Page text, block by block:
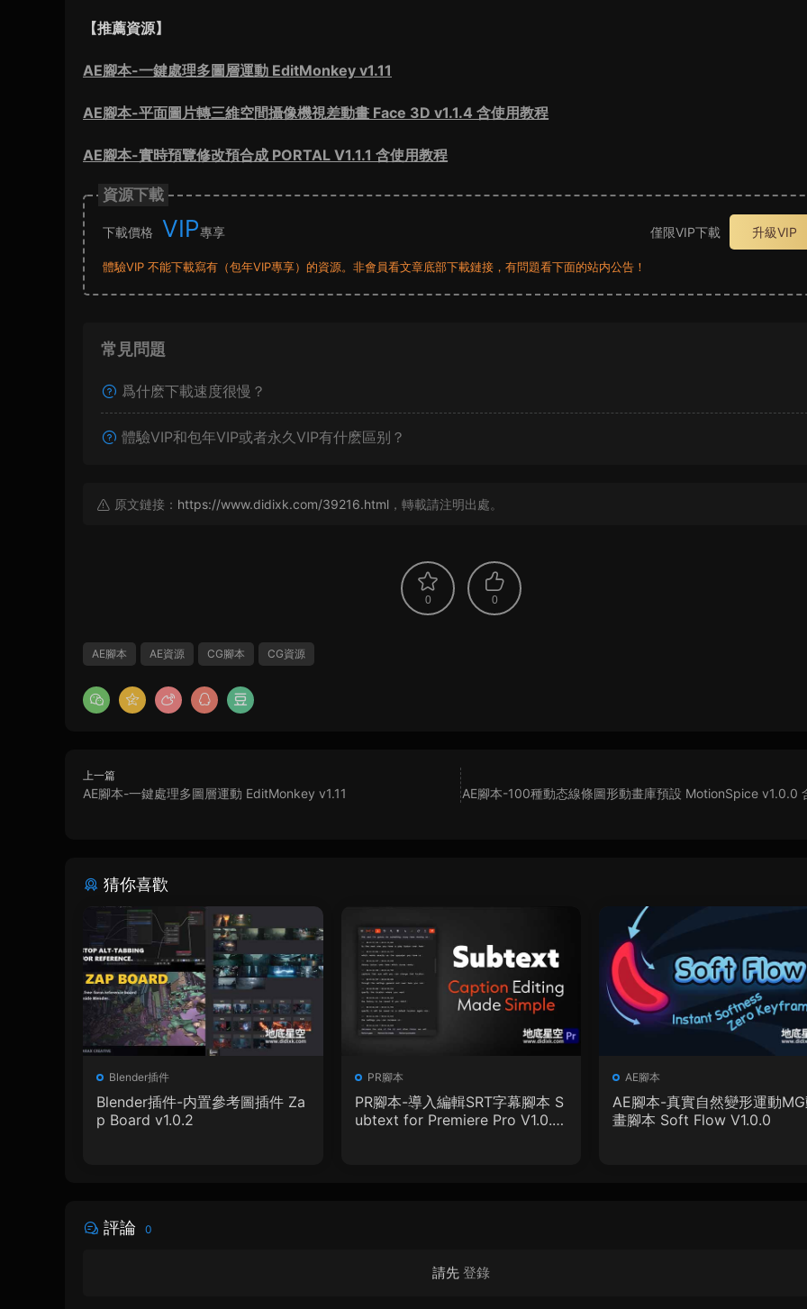
【推薦資源】
AE腳本-一鍵處理多圖層運動 EditMonkey v1.11
AE腳本-平面圖片轉三維空間攝像機視差動畫 Face 3D v1.1.4 含使用教程
AE腳本-實時預覽修改預合成 PORTAL V1.1.1 含使用教程
資源下載
下載價格 VIP專享 僅限VIP下載 升級VIP
體驗VIP 不能下載寫有（包年VIP專享）的資源。非會員看文章底部下載鏈接，有問題看下面的站内公告！
常見問題
爲什麽下載速度很慢？
體驗VIP和包年VIP或者永久VIP有什麽區别？
原文鏈接： https://www.didixk.com/39216.html ，轉載請注明出處。
0 0
AE腳本 AE資源 CG腳本 CG資源
上一篇
AE腳本-一鍵處理多圖層運動 EditMonkey v1.11 AE腳本-100種動态線條圖形動畫庫預設 MotionSpice v1.0.0
猜你喜歡
Blender插件
Blender插件-内置參考圖插件 Za
p Board v1.0.2
PR腳本
PR腳本-導入編輯SRT字幕腳本 S
ubtext for Premiere Pro V1.0.0
AE腳本
AE腳本-真實自然變形運動
畫腳本 Soft Flow V1.0.0
評論 0
請先 登錄